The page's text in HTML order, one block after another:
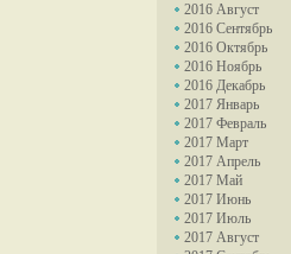
2016 Август
2016 Сентябрь
2016 Октябрь
2016 Ноябрь
2016 Декабрь
2017 Январь
2017 Февраль
2017 Март
2017 Апрель
2017 Май
2017 Июнь
2017 Июль
2017 Август